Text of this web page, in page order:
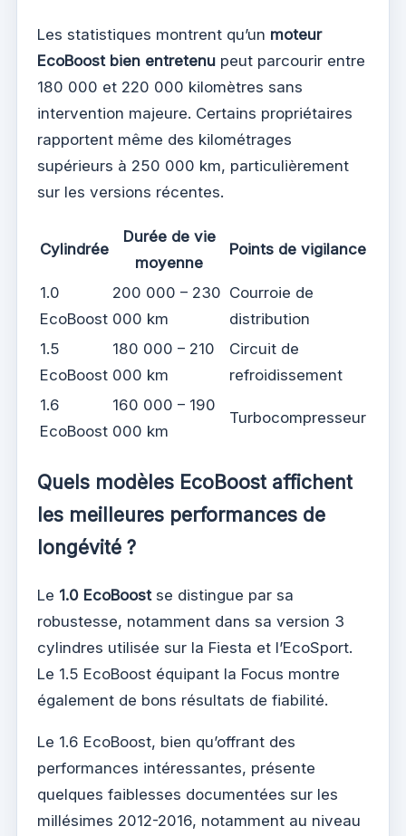
Les statistiques montrent qu’un moteur
EcoBoost bien entretenu peut parcourir entre
180 000 et 220 000 kilomètres sans
intervention majeure. Certains propriétaires
rapportent même des kilométrages
supérieurs à 250 000 km, particulièrement
sur les versions récentes.
Cylindrée
Durée de vie
moyenne
Points de vigilance
1.0
EcoBoost
200 000 – 230
000 km
Courroie de
distribution
1.5
EcoBoost
180 000 – 210
000 km
Circuit de
refroidissement
1.6
EcoBoost
160 000 – 190
000 km
Turbocompresseur
Quels modèles EcoBoost affichent
les meilleures performances de
longévité ?
Le 1.0 EcoBoost se distingue par sa
robustesse, notamment dans sa version 3
cylindres utilisée sur la Fiesta et l’EcoSport.
Le 1.5 EcoBoost équipant la Focus montre
également de bons résultats de fiabilité.
Le 1.6 EcoBoost, bien qu’offrant des
performances intéressantes, présente
quelques faiblesses documentées sur les
millésimes 2012-2016, notamment au niveau